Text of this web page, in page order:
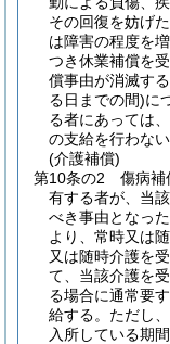
その回復を妨げ
は障害の程度を
つき休業補償を
償事由が消滅す
る日までの間)に
る者にあっては
の支給を行わな
(介護補償)
第10条の2
傷病補
有する者が、当
べき事由となっ
より、常時又は
又は随時介護を
て、当該介護を
る場合に通常要
給する。 ただし
入所している期